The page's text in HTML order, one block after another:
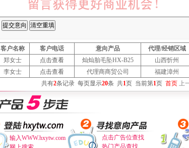
客户名称 客户电话 意向产品 代理/经销区域
郑女士 点击查看 灿灿胎毛坠HX-B25
山西忻州
李女士 点击查看 代理商商贸公司
福建漳州
共有2条记录 每页显示20条 共1页 当前第1页 首页 上
输入WWW.hxytw.com
点击广告位查找
热门产品查找